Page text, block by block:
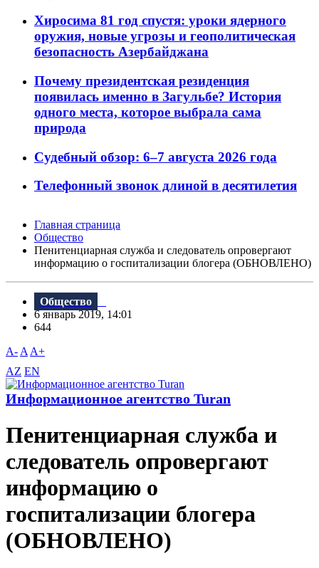
Хиросима 81 год спустя: уроки ядерного
оружия, новые угрозы и геополитическая
безопасность Азербайджана
Почему президентская резиденция
появилась именно в Загульбе? История
одного места, которое выбрала сама
природа
Судебный обзор: 6–7 августа 2026 года
Телефонный звонок длиной в десятилетия
Главная страница
Общество
Пенитенциарная служба и следователь опровергают
информацию о госпитализации блогера (ОБНОВЛЕНО)
Общество
6 январь 2019, 14:01
644
A- A A+
AZ EN
Информационное агентство Turan
Пенитенциарная служба и
следователь опровергают
информацию о
госпитализации блогера
(ОБНОВЛЕНО)